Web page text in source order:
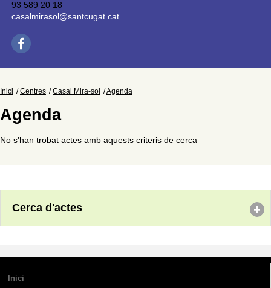
93 589 20 18
casalmirasol@santcugat.cat
Inici Centres Casal Mira-sol Agenda
Agenda
No s'han trobat actes amb aquests criteris de cerca
Cerca d'actes
Inici